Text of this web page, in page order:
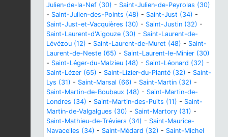
Julien-de-la-Nef (30) - Saint-Julien-de-Peyrolas (30)
- Saint-Julien-des-Points (48) - Saint-Just (34) -
Saint-Just-et-Vacquières (30) - Saint-Justin (32) -
Saint-Laurent-d'Aigouze (30) - Saint-Laurent-de-
Lévézou (12) - Saint-Laurent-de-Muret (48) - Saint-
Laurent-de-Neste (65) - Saint-Laurent-le-Minier (30)
- Saint-Léger-du-Malzieu (48) - Saint-Léonard (32) -
Saint-Lézer (65) - Saint-Lizier-du-Planté (32) - Saint-
Lys (31) - Saint-Marsal (66) - Saint-Martin (32) -
Saint-Martin-de-Boubaux (48) - Saint-Martin-de-
Londres (34) - Saint-Martin-des-Puits (11) - Saint-
Martin-de-Valgalgues (30) - Saint-Martory (31) -
Saint-Mathieu-de-Tréviers (34) - Saint-Maurice-
Navacelles (34) - Saint-Médard (32) - Saint-Michel